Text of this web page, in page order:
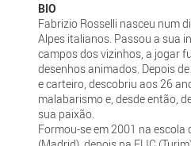
BIO
Fabrizio Rosselli nasceu num
Alpes italianos. Passou a sua
campos dos vizinhos, a jogar
desenhos animados. Depois
e carteiro, descobriu aos 26
malabarismo e, desde então,
sua paixão.
Formou-se em 2001 na escola